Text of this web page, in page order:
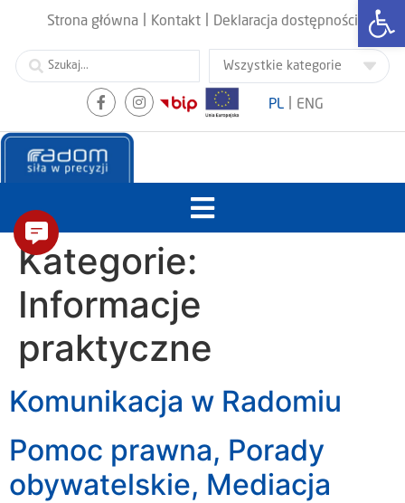
Strona główna Kontakt Deklaracja dostępności
PL ENG
Kategorie:
Informacje
praktyczne
Komunikacja w Radomiu
Pomoc prawna, Porady
obywatelskie, Mediacja